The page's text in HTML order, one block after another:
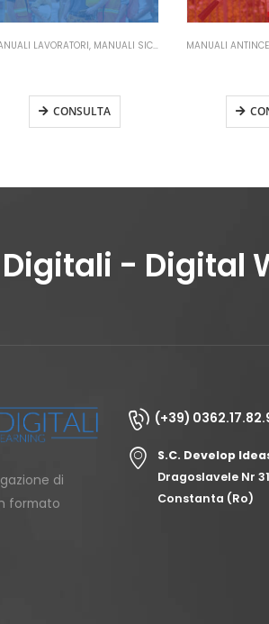
LAVORATORI, MANUALI SICUREZZA SUL LAVORO
CONSULTA
MANUALI
- Digital
di
formato
(+39)
S.C. Develop
Dragoslavele Nr
Constanta (Ro)